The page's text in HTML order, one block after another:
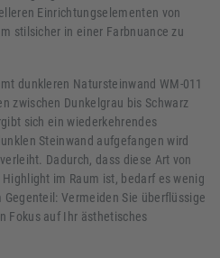
Einrichtungselementen von
stilsicher in einer Farbnuance zu
dunkleren Natursteinwand WM-011
zwischen Dunkelgrau bis Schwarz
sich ein wiederkehrendes
Steinwand aufgefangen wird
Dadurch, dass diese Art von
im Raum ist, bedarf es wenig
Vermeiden Sie überflüssige
Fokus auf Ihr ästhetisches